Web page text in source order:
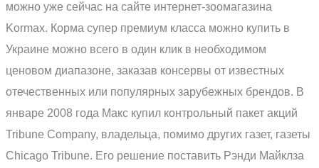
можно уже сейчас на сайте интернет-зоомагазина
Kormax. Корма супер премиум класса можно купить в
Украине можно всего в один клик в необходимом
ценовом диапазоне, заказав консервы от известных
отечественных или популярных зарубежных брендов. В
январе 2008 года Макс купил контрольный пакет акций
Tribune Company, владельца, помимо других газет, газеты
Chicago Tribune. Его решение поставить Рэнди Майклза